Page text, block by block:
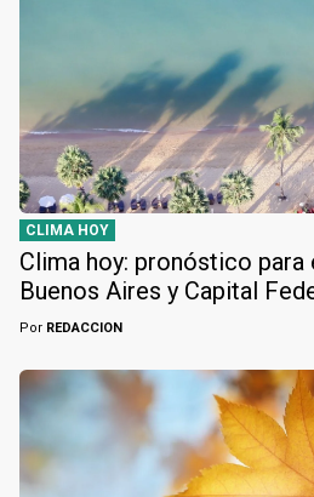
CLIMA HOY
Clima hoy: pronóstico para
Buenos Aires y Capital
Por REDACCION